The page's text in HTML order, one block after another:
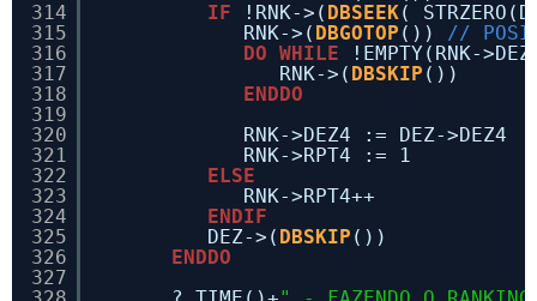
314
315
316
317
318
319
320
321
322
323
324
325
326
327
IF
!RNK->( DBSEEK(
RNK->( DBGOTOP ()) //
DO WHILE
!EMPTY(RNK-
RNK->( DBSKIP ())
ENDDO
RNK->DEZ4 := DEZ->DEZ4
RNK->RPT4 := 1
ELSE
RNK->RPT4++
ENDIF
DEZ->( DBSKIP ())
ENDDO